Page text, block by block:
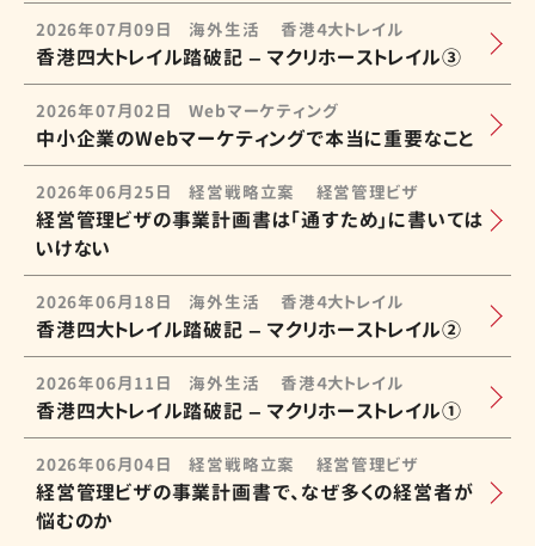
2026年07月09日 海外生活 香港４大トレイル
香港四大トレイル踏破記 – マクリホーストレイル③
2026年07月02日 Webマーケティング
中小企業のWebマーケティングで本当に重要なこと
2026年06月25日 経営戦略立案 経営管理ビザ
経営管理ビザの事業計画書は「通すため」に書いては
いけない
2026年06月18日 海外生活 香港４大トレイル
香港四大トレイル踏破記 – マクリホーストレイル②
2026年06月11日 海外生活 香港４大トレイル
香港四大トレイル踏破記 – マクリホーストレイル①
2026年06月04日 経営戦略立案 経営管理ビザ
経営管理ビザの事業計画書で、なぜ多くの経営者が
悩むのか